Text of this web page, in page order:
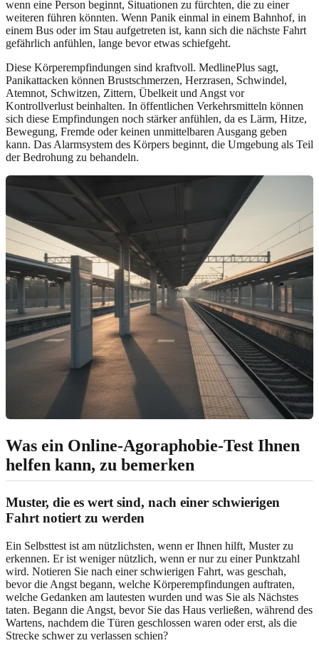
wenn eine Person beginnt, Situationen zu fürchten, die zu einer
weiteren führen könnten. Wenn Panik einmal in einem Bahnhof, in
einem Bus oder im Stau aufgetreten ist, kann sich die nächste Fahrt
gefährlich anfühlen, lange bevor etwas schiefgeht.
Diese Körperempfindungen sind kraftvoll. MedlinePlus sagt,
Panikattacken können Brustschmerzen, Herzrasen, Schwindel,
Atemnot, Schwitzen, Zittern, Übelkeit und Angst vor
Kontrollverlust beinhalten. In öffentlichen Verkehrsmitteln können
sich diese Empfindungen noch stärker anfühlen, da es Lärm, Hitze,
Bewegung, Fremde oder keinen unmittelbaren Ausgang geben
kann. Das Alarmsystem des Körpers beginnt, die Umgebung als Teil
der Bedrohung zu behandeln.
Was ein Online-Agoraphobie-Test Ihnen
helfen kann, zu bemerken
Muster, die es wert sind, nach einer schwierigen
Fahrt notiert zu werden
Ein Selbsttest ist am nützlichsten, wenn er Ihnen hilft, Muster zu
erkennen. Er ist weniger nützlich, wenn er nur zu einer Punktzahl
wird. Notieren Sie nach einer schwierigen Fahrt, was geschah,
bevor die Angst begann, welche Körperempfindungen auftraten,
welche Gedanken am lautesten wurden und was Sie als Nächstes
taten. Begann die Angst, bevor Sie das Haus verließen, während des
Wartens, nachdem die Türen geschlossen waren oder erst, als die
Strecke schwer zu verlassen schien?